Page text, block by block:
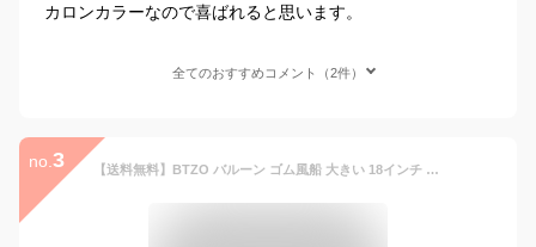
カロンカラーなので喜ばれると思います。
全てのおすすめコメント（2件）
no. 3 【送料無料】BTZO バルーン ゴム風船 大きい 18インチ 10個入 リボン付き ラテックスバルーン 飾り付け 誕生日 結婚式 店舗装飾 パーティー 運動会 文化祭 バルーンアート ブラック ホワイト レッド オレンジ イエロー 10色